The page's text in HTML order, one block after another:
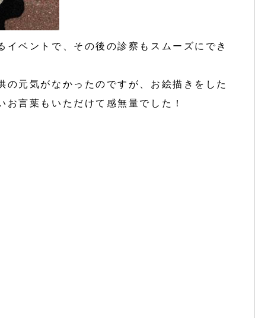
ベントで、その後の診察もスムーズにでき
の元気がなかったのですが、お絵描きをした
言葉もいただけて感無量でした！